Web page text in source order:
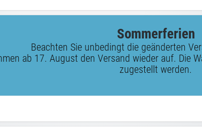
Sommerferien
Beachten Sie unbedingt die geänderten
ab 17. August den Versand wieder auf. Die
zugestellt werden.